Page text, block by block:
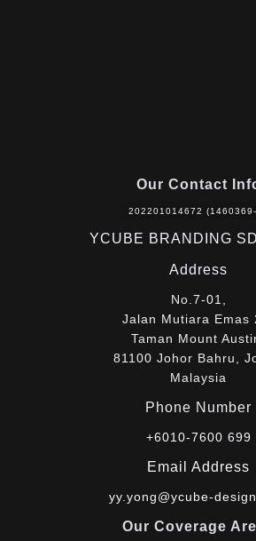
Our Contact
202201014672 (1460369-
YCUBE BRANDING
Address
No.7-01,
Jalan Mutiara Emas
Taman Mount
81100 Johor Bahru,
Malaysia
Phone Number
+6010-7600 699
Email Address
yy.yong@ycube-
Our Coverage